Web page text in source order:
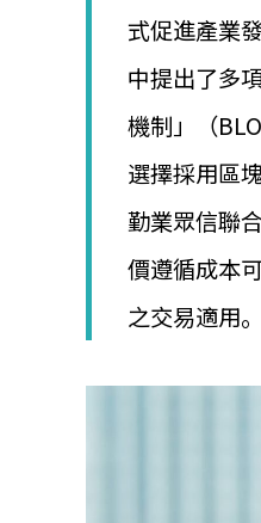
式促進產業
中提出了多
機制」（
選擇採用區
勤業眾信聯
價遵循成本
之交易適用。